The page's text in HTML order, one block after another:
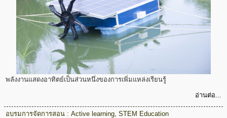
พลังงานแสดงอาทิตย์เป็นส่วนหนึ่งของการเพิ่มแหล่งเรียนรู้
อ่านต่อ...
อบรมการจัดการสอน : Active learning, STEM Education